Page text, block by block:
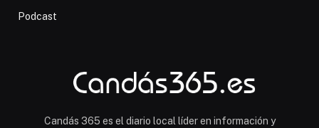
Podcast
Candás 365 es el diario local líder en información y